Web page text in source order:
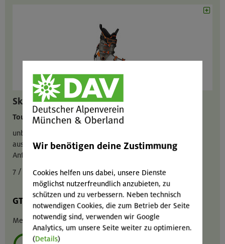
Skischuhe
Tourenskischuh Tecnica Zero G Tour
unbedingt vor Reservierung die Schuhe anprobieren,
ausleihbar nur im Set mit Ski - einzeln nur kurzfristig auf
Anfrage in der Servicestelle, inkl. Skischuhtasche
7 / 4,5 / 10 € pro Tag
GT MA GIL
Menge :1
Wir benötigen deine Zustimmung
Cookies helfen uns dabei, unsere Dienste
möglichst nutzerfreundlich anzubieten, zu
schützen und zu verbessern. Neben technisch
notwendigen Cookies, die zum Betrieb der Seite
notwendig sind, verwenden wir Google
Analytics, um unsere Seite weiter zu optimieren.
(Details)